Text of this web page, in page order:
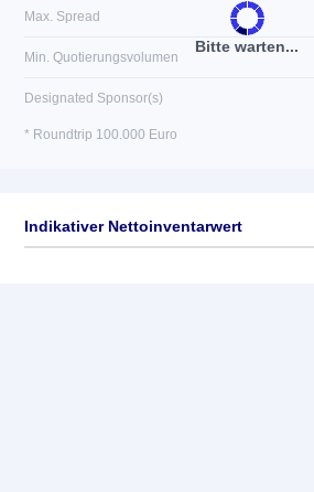
Bitte warten...
Max. Spread
Min. Quotierungsvolumen
Designated Sponsor(s)
* Roundtrip 100.000 Euro
Indikativer Nettoinventarwert